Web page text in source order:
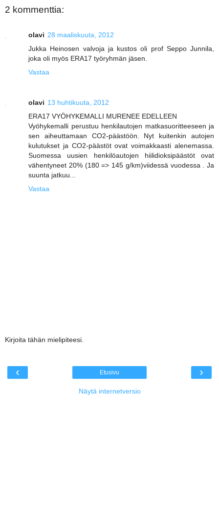
2 kommenttia:
olavi 28 maaliskuuta, 2012
Jukka Heinosen valvoja ja kustos oli prof Seppo Junnila,
joka oli myös ERA17 työryhmän jäsen.
Vastaa
olavi 13 huhtikuuta, 2012
ERA17 VYÖHYKEMALLI MURENEE EDELLEEN
Vyöhykemalli perustuu henkilautojen matkasuoritteeseen ja
sen aiheuttamaan CO2-päästöön. Nyt kuitenkin autojen
kulutukset ja CO2-päästöt ovat voimakkaasti alenemassa.
Suomessa uusien henkilöautojen hiilidioksipäästöt ovat
vähentyneet 20% (180 => 145 g/km)viidessä vuodessa . Ja
suunta jatkuu...
Vastaa
Kirjoita tähän mielipiteesi.
‹ ›
Etusivu
Näytä internetversio